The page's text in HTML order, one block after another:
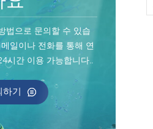
법으로 문의할 수 있습
메일이나 전화를 통해 연
시간 이용 가능합니다..
하기